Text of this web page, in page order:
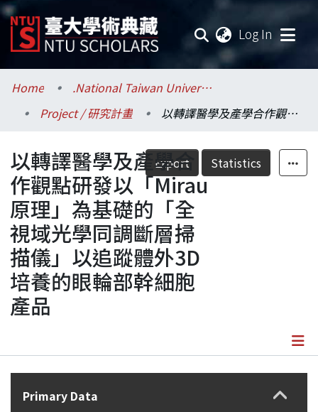
Log In
Communities & Collections
Research Outputs
Fundings & Projects
Researchers
Organizations
Statistics
Home
.National Taiwan University / 國立臺灣大學
Project / 研究計畫
以轉譯醫學及產學合作觀點研發以「Mirau原理」為基礎的「全視域光學同調斷層掃描儀」以追蹤體外3D培養的眼輪部幹細胞產品
Export Statistics
以轉譯醫學及產學合
作觀點研發以「Mirau
原理」為基礎的「全
視域光學同調斷層掃
描儀」以追蹤體外3D
培養的眼輪部幹細胞
產品
Details
Primary Data